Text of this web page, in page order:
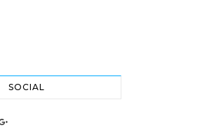
SOCIAL
profile on Facebook
profile on Twitter
jovancica73’s profile on Instagram
jovancica73’s profile on YouTube